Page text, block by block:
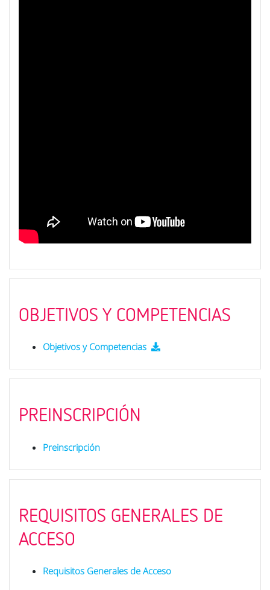
OBJETIVOS Y COMPETENCIAS
Objetivos y Competencias
PREINSCRIPCIÓN
Preinscripción
REQUISITOS GENERALES DE
ACCESO
Requisitos Generales de Acceso